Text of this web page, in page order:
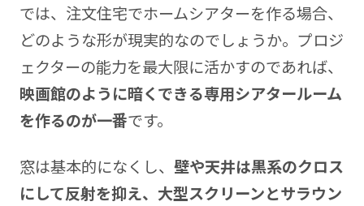
では、注文住宅でホームシアターを作る場合、
どのような形が現実的なのでしょうか。プロジ
ェクターの能力を最大限に活かすのであれば、
映画館のように暗くできる専用シアタールーム
を作るのが一番です。
窓は基本的になくし、 壁や天井は黒系のクロス
にして反射を抑え、大型スクリーンとサラウン